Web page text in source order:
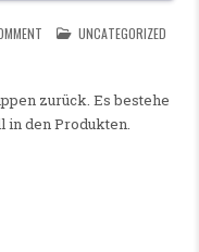
ON MAGGI RÜCKRUF IN
POSTED IN
UNCATEGORIZED
zurück. Es bestehe
in den Produkten.